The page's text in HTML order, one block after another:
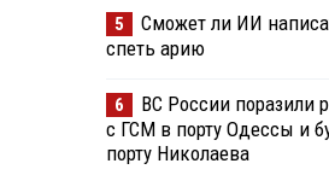
5
Сможет ли ИИ
спеть арию
6
ВС России поразили
с ГСМ в порту Одессы и
порту Николаева